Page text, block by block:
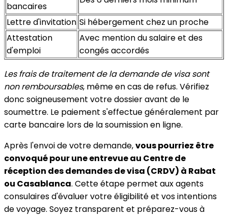
bancaires
Lettre d'invitation Si hébergement chez un proche
Attestation
d'emploi
Avec mention du salaire et des
congés accordés
Les frais de traitement de la demande de visa sont
non remboursables, même en cas de refus. Vérifiez
donc soigneusement votre dossier avant de le
soumettre. Le paiement s'effectue généralement par
carte bancaire lors de la soumission en ligne.
Après l'envoi de votre demande,vous pourriez être
convoqué pour une entrevue au Centre de
réception des demandes de visa (CRDV) à Rabat
ou Casablanca. Cette étape permet aux agents
consulaires d'évaluer votre éligibilité et vos intentions
de voyage. Soyez transparent et préparez-vous à